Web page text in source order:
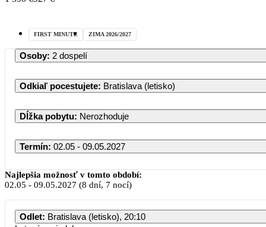
FIRST MINUTE ZIMA 2026/2027
Osoby: 2 dospelí
Odkiaľ pocestujete: Bratislava (letisko)
Dĺžka pobytu: Nerozhoduje
Termín: 02.05 - 09.05.2027
Máj
PO UT ST ŠT
Najlepšia možnosť v tomto období:
02.05 - 09.05.2027 (8 dní, 7 nocí)
Odlet: Bratislava (letisko), 20:10